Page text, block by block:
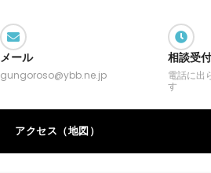
メール
gungoroso@ybb.ne.jp
相談受
電話に出
す
アクセス（地図）